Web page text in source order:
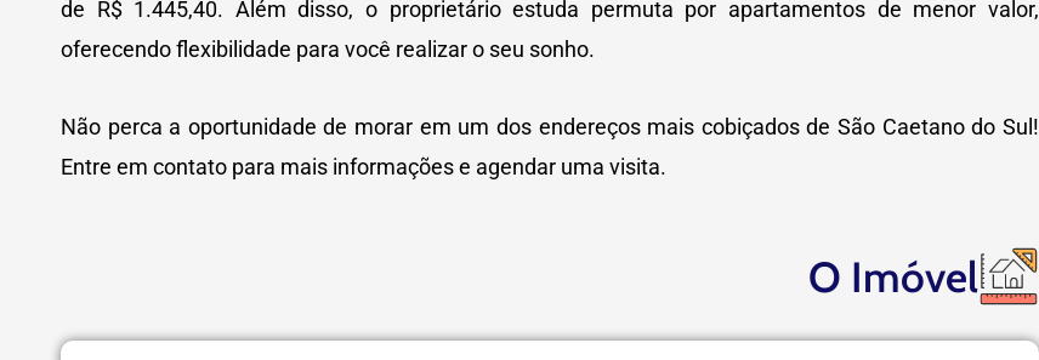
de R$ 1.445,40. Além disso, o proprietário estuda permuta por apartamentos de menor valor,
oferecendo flexibilidade para você realizar o seu sonho.
Não perca a oportunidade de morar em um dos endereços mais cobiçados de São Caetano do Sul!
Entre em contato para mais informações e agendar uma visita.
O Imóvel